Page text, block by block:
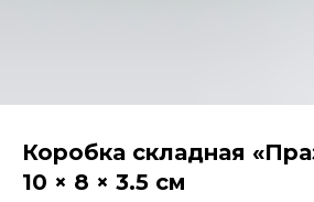
Коробка складная
10 × 8 × 3.5 см